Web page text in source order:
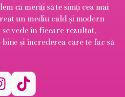
că meriți să te simți cea mai
un mediu cald și modern
vede în fiecare rezultat,
și încrederea care te fac să
